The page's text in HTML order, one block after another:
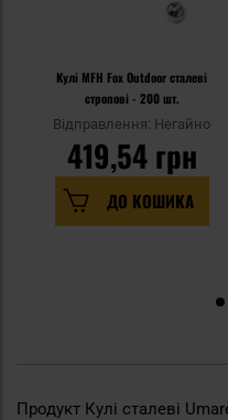
Кулі MFH Fox Outdoor сталеві
стропові - 200 шт.
Відправлення: Негайно
419,54 грн
ДО КОШИКА
Продукт Кулі сталеві